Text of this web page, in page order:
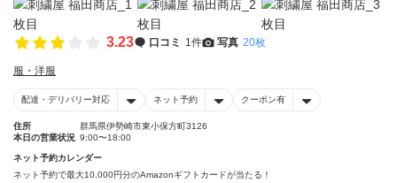
3.23 口コミ 1件 写真 20枚
服・洋服
配達・デリバリー対応 ネット予約 クーポン有
住所
群馬県伊勢崎市東小保方町3126
本日の営業状況 9:00〜18:00
ネット予約カレンダー
ネット予約で最大10,000円分のAmazonギフトカードが当たる！